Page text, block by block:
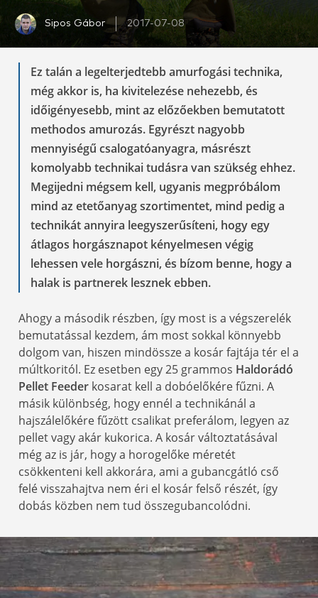
Sipos Gábor 2017-07-08
Ez talán a legelterjedtebb amurfogási technika,
még akkor is, ha kivitelezése nehezebb, és
időigényesebb, mint az előzőekben bemutatott
methodos amurozás. Egyrészt nagyobb
mennyiségű csalogatóanyagra, másrészt
komolyabb technikai tudásra van szükség ehhez.
Megijedni mégsem kell, ugyanis megpróbálom
mind az etetőanyag szortimentet, mind pedig a
technikát annyira leegyszerűsíteni, hogy egy
átlagos horgásznapot kényelmesen végig
lehessen vele horgászni, és bízom benne, hogy a
halak is partnerek lesznek ebben.
Ahogy a második részben, így most is a végszerelék
bemutatással kezdem, ám most sokkal könnyebb
dolgom van, hiszen mindössze a kosár fajtája tér el a
múltkoritól. Ez esetben egy 25 grammos Haldorádó
Pellet Feeder kosarat kell a dobóelőkére fűzni. A
másik különbség, hogy ennél a technikánál a
hajszálelőkére fűzött csalikat preferálom, legyen az
pellet vagy akár kukorica. A kosár változtatásával
még az is jár, hogy a horogelőke méretét
csökkenteni kell akkorára, ami a gubancgátló cső
felé visszahajtva nem éri el kosár felső részét, így
dobás közben nem tud összegubancolódni.